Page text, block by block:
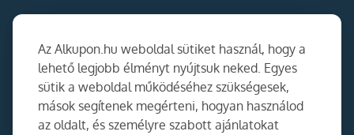
Az Alkupon.hu weboldal sütiket használ, hogy a
lehető legjobb élményt nyújtsuk neked. Egyes
sütik a weboldal működéséhez szükségesek,
mások segítenek megérteni, hogyan használod
az oldalt, és személyre szabott ajánlatokat
Együttműködés
Kapcsolat
Ajánlj nekünk!
Partner Belépés